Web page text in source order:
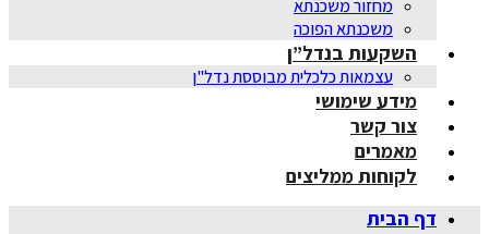
מחזור משכנתא
משכנתא הפוכה
השקעות בנדל”ן
עצמאות כלכלית מבוססת נדל"ן
מידע שימושי
צור קשר
מאמרים
לקוחות ממליצים
דף הבית